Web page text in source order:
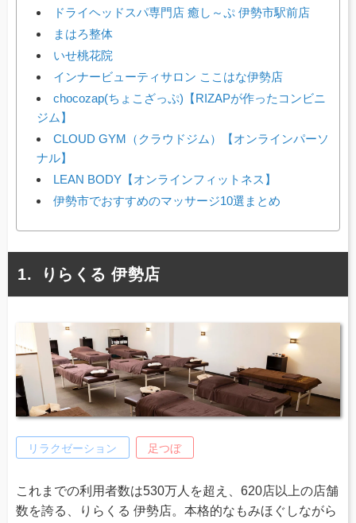
ドライヘッドスパ専門店 癒し～ぷ 伊勢市駅前店
まはろ整体
いせ桃花院
インナービューティサロン ここはな伊勢店
chocozap(ちょこざっぷ)【RIZAPが作ったコンビニ
ジム】
CLOUD GYM（クラウドジム）【オンラインパーソ
ナル】
LEAN BODY【オンラインフィットネス】
伊勢市でおすすめのマッサージ10選まとめ
りらくる 伊勢店
リラクゼーション 足つぼ
これまでの利用者数は530万人を超え、620店以上の店舗
数を誇る、りらくる 伊勢店。本格的なもみほぐしながら